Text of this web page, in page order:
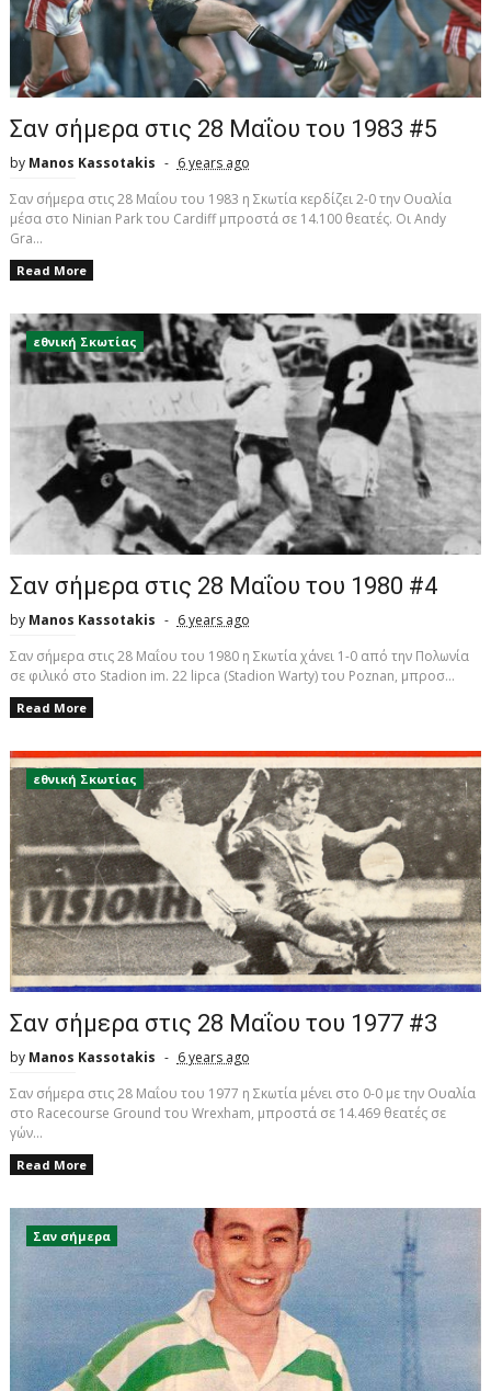
Σαν σήμερα στις 28 Μαΐου του 1983 #5
by Manos Kassotakis
6 years ago
Σαν σήμερα στις 28 Μαΐου του 1983 η Σκωτία κερδίζει 2-0 την Ουαλία
μέσα στο Ninian Park του Cardiff μπροστά σε 14.100 θεατές. Οι Andy
Gra...
Read More
εθνική Σκωτίας
Σαν σήμερα στις 28 Μαΐου του 1980 #4
by Manos Kassotakis
6 years ago
Σαν σήμερα στις 28 Μαΐου του 1980 η Σκωτία χάνει 1-0 από την Πολωνία
σε φιλικό στο Stadion im. 22 lipca (Stadion Warty) του Poznan, μπροσ...
Read More
εθνική Σκωτίας
Σαν σήμερα στις 28 Μαΐου του 1977 #3
by Manos Kassotakis
6 years ago
Σαν σήμερα στις 28 Μαΐου του 1977 η Σκωτία μένει στο 0-0 με την Ουαλία
στο Racecourse Ground του Wrexham, μπροστά σε 14.469 θεατές σε
γών...
Read More
Σαν σήμερα